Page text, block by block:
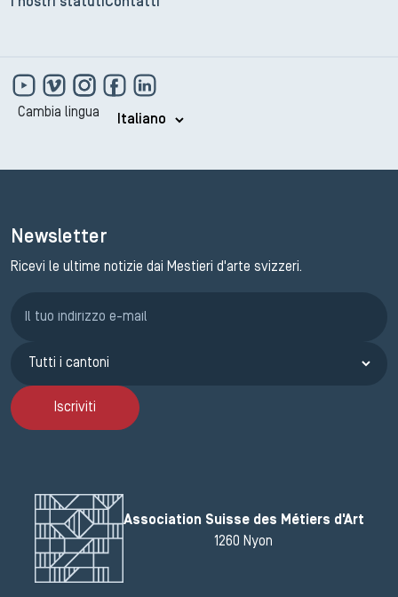
I nostri statuti Contatti
Cambia lingua
Newsletter
Ricevi le ultime notizie dai Mestieri d'arte svizzeri.
Iscriviti
Association Suisse des Métiers d'Art
1260 Nyon